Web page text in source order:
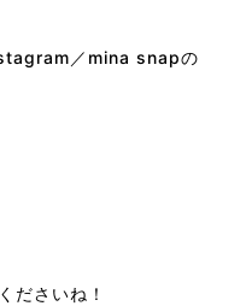
／mina snapの
ださいね！